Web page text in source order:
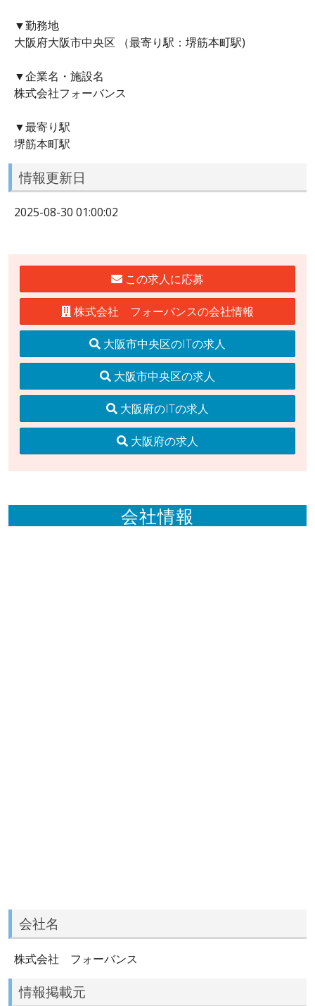
▼勤務地
大阪府大阪市中央区 （最寄り駅：堺筋本町駅)
▼企業名・施設名
株式会社フォーバンス
▼最寄り駅
堺筋本町駅
情報更新日
2025-08-30 01:00:02
この求人に応募
株式会社 フォーバンスの会社情報
大阪市中央区のITの求人
大阪市中央区の求人
大阪府のITの求人
大阪府の求人
会社情報
会社名
株式会社 フォーバンス
情報掲載元